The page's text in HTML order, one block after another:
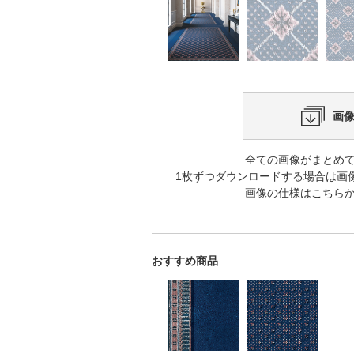
画
全ての画像がまとめ
1枚ずつダウンロードする場合は画
画像の仕様はこちら
おすすめ商品